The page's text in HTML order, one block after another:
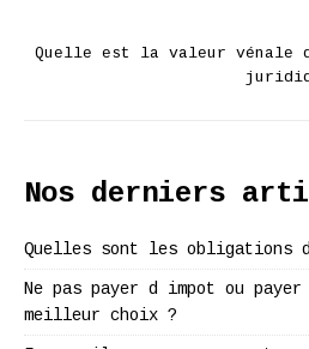
Quelle est la valeur vénale
Nos derniers
Quelles sont les obligations
Ne pas payer d impot ou
meilleur choix ?